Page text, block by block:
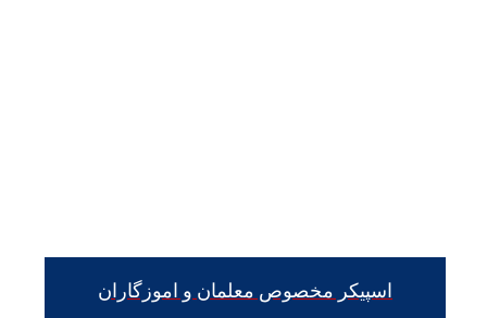
اسپیکر مخصوص معلمان و اموزگاران